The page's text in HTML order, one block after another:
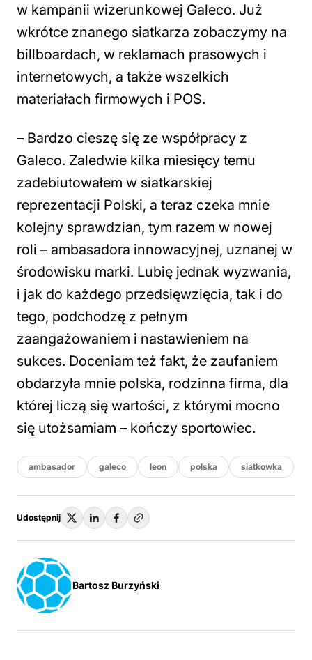
w kampanii wizerunkowej Galeco. Już
wkrótce znanego siatkarza zobaczymy na
billboardach, w reklamach prasowych i
internetowych, a także wszelkich
materiałach firmowych i POS.
– Bardzo cieszę się ze współpracy z
Galeco. Zaledwie kilka miesięcy temu
zadebiutowałem w siatkarskiej
reprezentacji Polski, a teraz czeka mnie
kolejny sprawdzian, tym razem w nowej
roli – ambasadora innowacyjnej, uznanej w
środowisku marki. Lubię jednak wyzwania,
i jak do każdego przedsięwzięcia, tak i do
tego, podchodzę z pełnym
zaangażowaniem i nastawieniem na
sukces. Doceniam też fakt, że zaufaniem
obdarzyła mnie polska, rodzinna firma, dla
której liczą się wartości, z którymi mocno
się utożsamiam – kończy sportowiec.
ambasador galeco leon polska siatkowka
Udostępnij
Bartosz Burzyński